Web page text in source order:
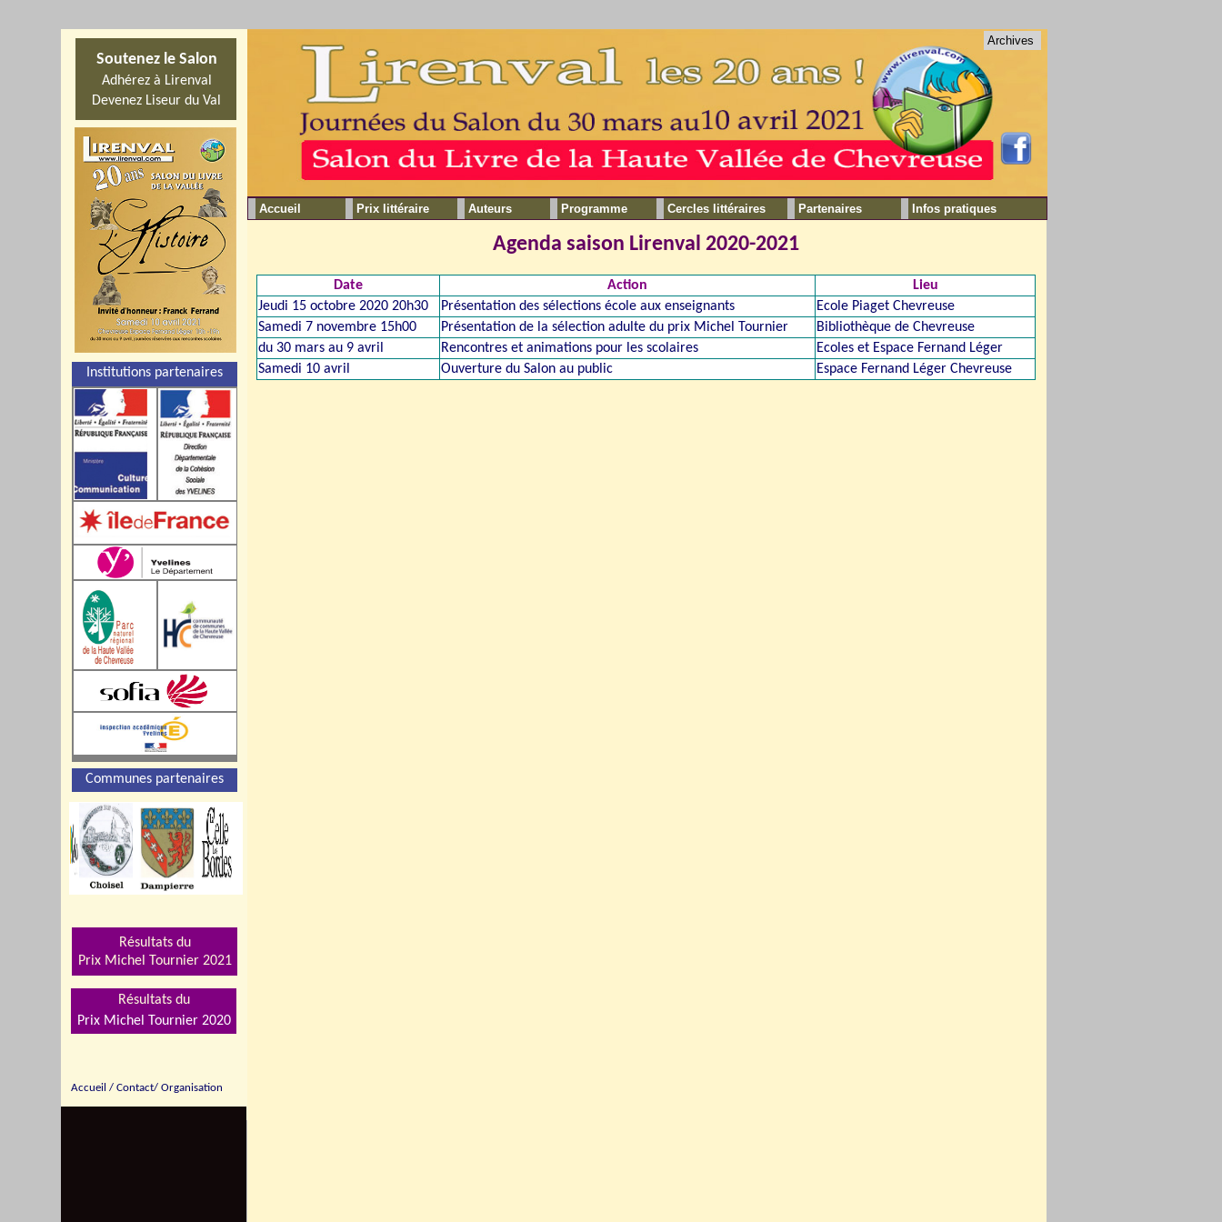
Date Action
Lieu
Jeudi 15 octobre 2020 20h30
Présentation des sélections école aux enseignants
Ecole Piaget Chevreuse
Samedi 7 novembre 15h00
Présentation de la sélection adulte du prix Michel Tournier
Bibliothèque de Chevreuse
du 30 mars au 9 avril
Rencontres et animations pour les scolaires
Ecoles et Espace Fernand Léger
Samedi 10 avril
Ouverture du Salon au public Espace Fernand Léger Chevreuse
Agenda saison Lirenval 2020-2021
Accueil Cercles littéraires
Prix littéraire Auteurs Programme Partenaires Infos pratiques
Soutenez le Salon
Adhérez à Lirenval
Devenez Liseur du Val
Accueil / Contact/ Organisation
Institutions partenaires
Communes partenaires
Résultats du
Prix Michel Tournier 2020
Résultats du
Prix Michel Tournier 2021
Archives